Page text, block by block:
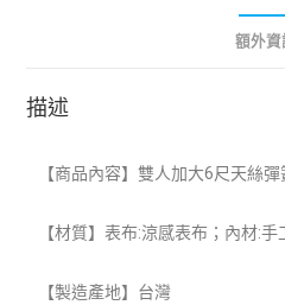
額外資
描述
【商品內容】雙人加大6尺天絲彈
【材質】表布:涼感表布；內材:
【製造產地】 台灣